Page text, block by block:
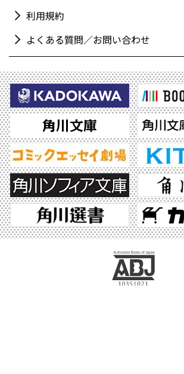
利用規約
よくある質問／お問い合わせ